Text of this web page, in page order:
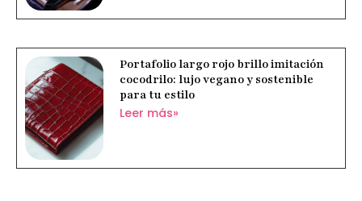
Portafolio largo rojo brillo imitación
cocodrilo: lujo vegano y sostenible
para tu estilo
Leer más»